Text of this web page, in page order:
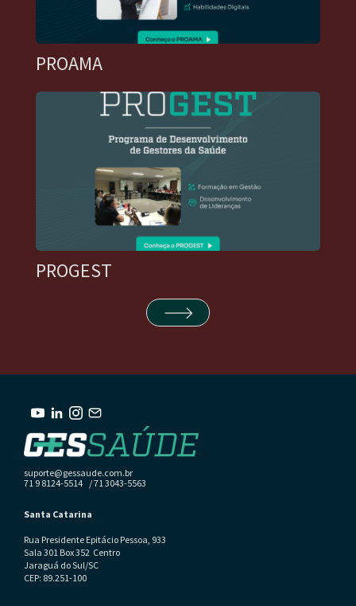
PROAMA
PROGEST
suporte@gessaude.com.br
71 9 8124-5514 / 71 3043-5563
Santa Catarina
Rua Presidente Epitácio Pessoa, 933
Sala 301 Box 352 Centro
Jaraguá do Sul/SC
CEP: 89.251-100